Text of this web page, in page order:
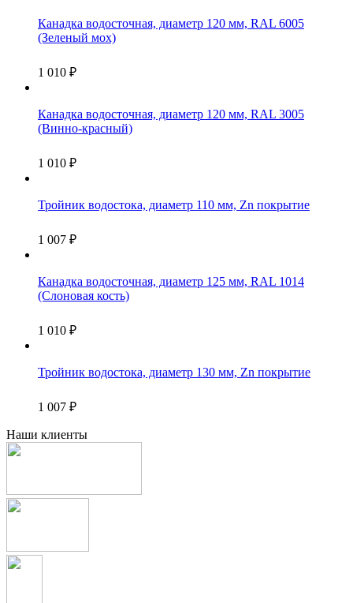
Канадка водосточная, диаметр 120 мм, RAL 6005
(Зеленый мох)
1 010 ₽
Канадка водосточная, диаметр 120 мм, RAL 3005
(Винно-красный)
1 010 ₽
Тройник водостока, диаметр 110 мм, Zn покрытие
1 007 ₽
Канадка водосточная, диаметр 125 мм, RAL 1014
(Слоновая кость)
1 010 ₽
Тройник водостока, диаметр 130 мм, Zn покрытие
1 007 ₽
Наши клиенты